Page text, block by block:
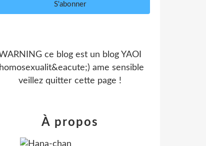
ce blog est un blog YAOI
ame sensible
veillez quitter cette page !
À propos